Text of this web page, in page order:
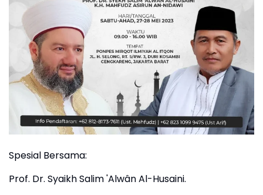
Spesial Bersama:
Prof. Dr. Syaikh Salim 'Alwân Al-Husaini.